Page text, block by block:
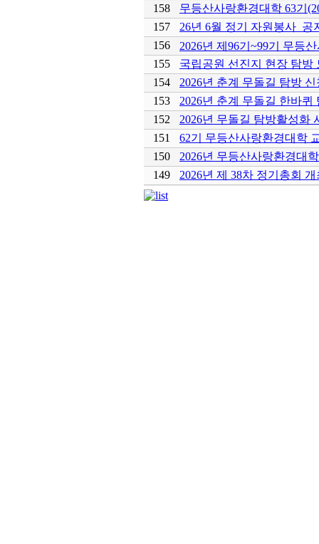
158
무등산사랑환경대학 63기
157
26년 6월 정기 자원봉사 공
156
2026년 제96기~99기 무등
155
국립공원 선진지 현장 탐방
154
2026년 춘계 무돌길 탐방
153
2026년 춘계 무돌길 한바퀴
152
2026년 무돌길 탐방활성화
151
62기 무등산사랑환경대학
150
2026년 무등산사랑환경대
149
2026년 제 38차 정기총회